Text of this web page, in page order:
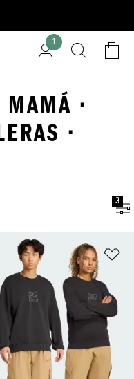
1
MAMÁ ·
·
3
a la lista de deseos